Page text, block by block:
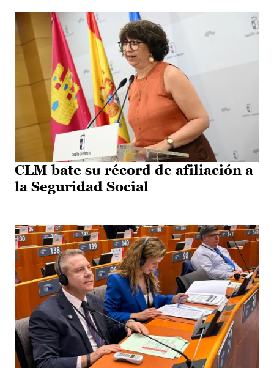
CLM bate su récord de afiliación a
la Seguridad Social